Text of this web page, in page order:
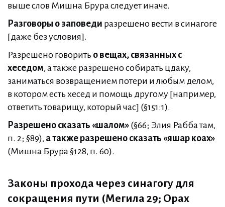
выше слов Мишна Брура следует иначе.
Разговоры о заповеди разрешено вести в синагоге
[даже без условия].
Разрешено говорить о вещах, связанных с
хеседом, а также разрешено собирать цдаку,
заниматься возвращением потери и любым делом,
в котором есть хесед и помощь другому [например,
ответить товарищу, который час] (§151:1).
Разрешено сказать «шалом» (§66; Элия Рабба там,
п. 2; §89), а также разрешено сказать «яшар коах»
(Мишна Брура §128, п. 60).
Законы прохода через синагогу для
сокращения пути (Мегила 29; Орах